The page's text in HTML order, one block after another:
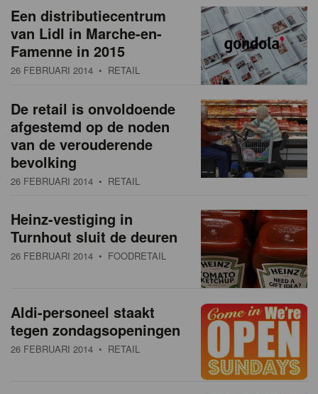
w
s
o
v
e
c
h
Een distributiecentrum
van Lidl in Marche-en-
Famenne in 2015
26 FEBRUARI 2014 • RETAIL
De retail is onvoldoende
afgestemd op de noden
van de verouderende
bevolking
26 FEBRUARI 2014 • RETAIL
Heinz-vestiging in
Turnhout sluit de deuren
26 FEBRUARI 2014 • FOODRETAIL
Aldi-personeel staakt
tegen zondagsopeningen
26 FEBRUARI 2014 • RETAIL
a
t
i
o